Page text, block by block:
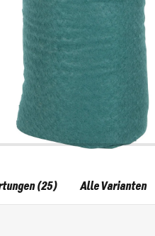
(25) Alle Varianten